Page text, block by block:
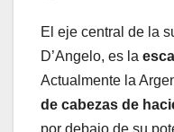
El eje central de la
D’Angelo, es la
Actualmente la
de cabezas de
por debajo de su